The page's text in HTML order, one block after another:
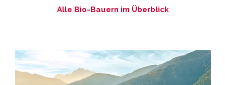
Alle Bio-Bauern im Überblick